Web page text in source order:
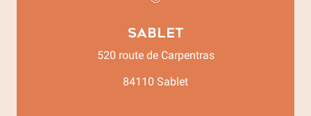
Sablet
520 route de Carpentras
84110 Sablet